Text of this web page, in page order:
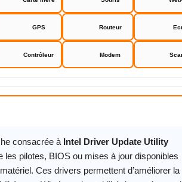
GPS Routeur
Contrôleur Modem
Utility
consacrée à Intel Driver Update Utility
les pilotes, BIOS ou mises à jour disponibles
Ces drivers permettent d’améliorer la
Utility